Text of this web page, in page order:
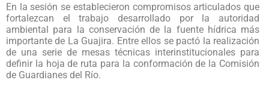
En la sesión se establecieron compromisos articulados que
fortalezcan el trabajo desarrollado por la autoridad
ambiental para la conservación de la fuente hídrica más
importante de La Guajira. Entre ellos se pactó la realización
de una serie de mesas técnicas interinstitucionales para
definir la hoja de ruta para la conformación de la Comisión
de Guardianes del Río.